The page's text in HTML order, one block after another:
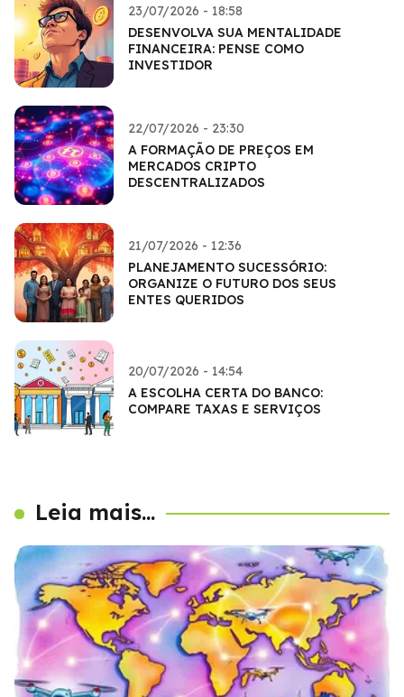
23/07/2026 - 18:58
DESENVOLVA SUA MENTALIDADE
FINANCEIRA: PENSE COMO
INVESTIDOR
22/07/2026 - 23:30
A FORMAÇÃO DE PREÇOS EM
MERCADOS CRIPTO
DESCENTRALIZADOS
21/07/2026 - 12:36
PLANEJAMENTO SUCESSÓRIO:
ORGANIZE O FUTURO DOS SEUS
ENTES QUERIDOS
20/07/2026 - 14:54
A ESCOLHA CERTA DO BANCO:
COMPARE TAXAS E SERVIÇOS
Leia mais...